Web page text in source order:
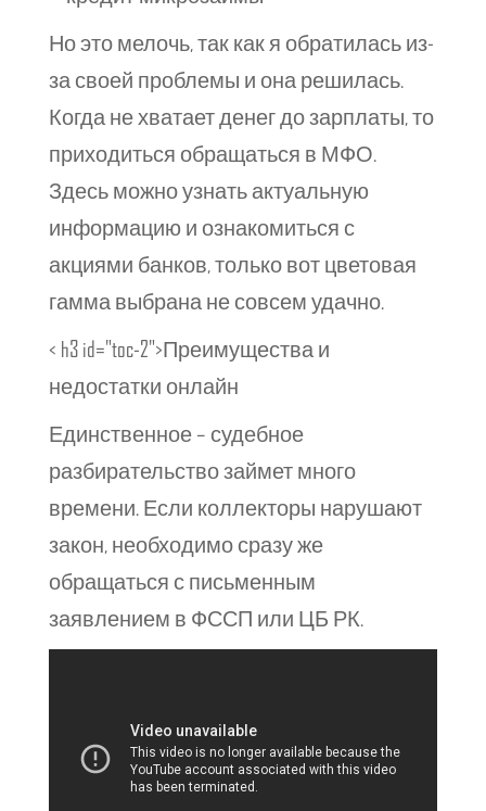
Но это мелочь, так как я обратилась из-
за своей проблемы и она решилась.
Когда не хватает денег до зарплаты, то
приходиться обращаться в МФО.
Здесь можно узнать актуальную
информацию и ознакомиться с
акциями банков, только вот цветовая
гамма выбрана не совсем удачно.
< h3 id="toc-2">Преимущества и
недостатки онлайн
Единственное – судебное
разбирательство займет много
времени. Если коллекторы нарушают
закон, необходимо сразу же
обращаться с письменным
заявлением в ФССП или ЦБ РК.